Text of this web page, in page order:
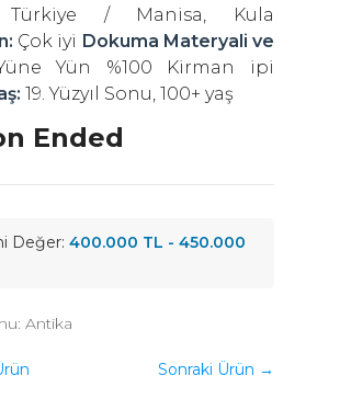
/ Manisa, Kula
Çok iyi Dokuma Materyali ve
Yün %100 Kirman ipi
19. Yüzyıl Sonu, 100+ yaş
Ended
Değer: 400.000 TL - 450.000
Antika
Sonraki Ürün →